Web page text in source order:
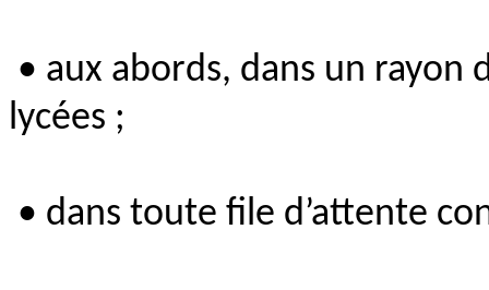
• aux abords, dans un rayon
lycées ;
• dans toute file d’attente